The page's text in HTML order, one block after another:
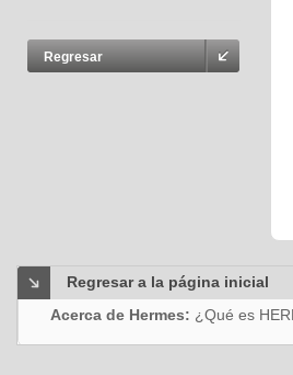
Regresar
Regresar a la página inicial
Acerca de Hermes: ¿Qué es